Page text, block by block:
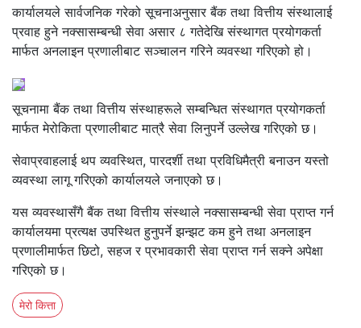
कार्यालयले सार्वजनिक गरेको सूचनाअनुसार बैंक तथा वित्तीय संस्थालाई
प्रवाह हुने नक्सासम्बन्धी सेवा असार ८ गतेदेखि संस्थागत प्रयोगकर्ता
मार्फत अनलाइन प्रणालीबाट सञ्चालन गरिने व्यवस्था गरिएको हो।
सूचनामा बैंक तथा वित्तीय संस्थाहरूले सम्बन्धित संस्थागत प्रयोगकर्ता
मार्फत मेरोकिता प्रणालीबाट मात्रै सेवा लिनुपर्ने उल्लेख गरिएको छ।
सेवाप्रवाहलाई थप व्यवस्थित, पारदर्शी तथा प्रविधिमैत्री बनाउन यस्तो
व्यवस्था लागू गरिएको कार्यालयले जनाएको छ।
यस व्यवस्थासँगै बैंक तथा वित्तीय संस्थाले नक्सासम्बन्धी सेवा प्राप्त गर्न
कार्यालयमा प्रत्यक्ष उपस्थित हुनुपर्ने झन्झट कम हुने तथा अनलाइन
प्रणालीमार्फत छिटो, सहज र प्रभावकारी सेवा प्राप्त गर्न सक्ने अपेक्षा
गरिएको छ।
मेरो कित्ता